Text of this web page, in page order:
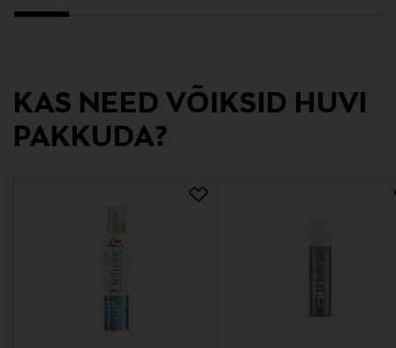
Bulevardi 21, 00180, Helsinki, Finland
Digitaalne aadress
KAS NEED VÕIKSID HUVI
PAKKUDA?